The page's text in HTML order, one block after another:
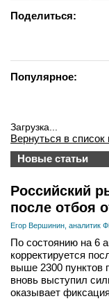
Поделиться:
Популярное:
Загрузка...
Вернуться в список
Новые статьи
Российский
после отбоя
Егор Вершинин, аналитик
По состоянию на 6
корректируется
выше 2300 пунктов
вновь выступил
оказывает